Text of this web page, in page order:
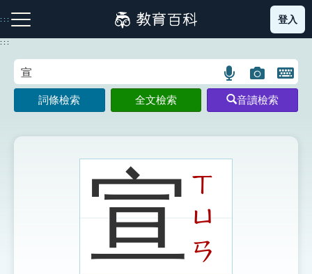
到
主
:::
注音索引圖示 筆畫索引圖示 部首索引表圖示
登入
:::
語
言
搜
示
圖
片
搜
開
鍵
圖
詞條檢索 全文檢索 音讀檢索
宣ㄒ
ㄩ
ㄢ